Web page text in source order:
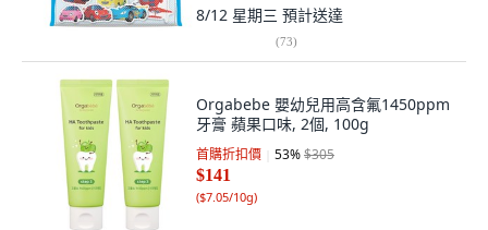
8/12 星期三 預計送達
(73)
Orgabebe 嬰幼兒用高含氟1450ppm
牙膏 蘋果口味, 2個, 100g
首購折扣價 53%$305
$141
($7.05/10g)